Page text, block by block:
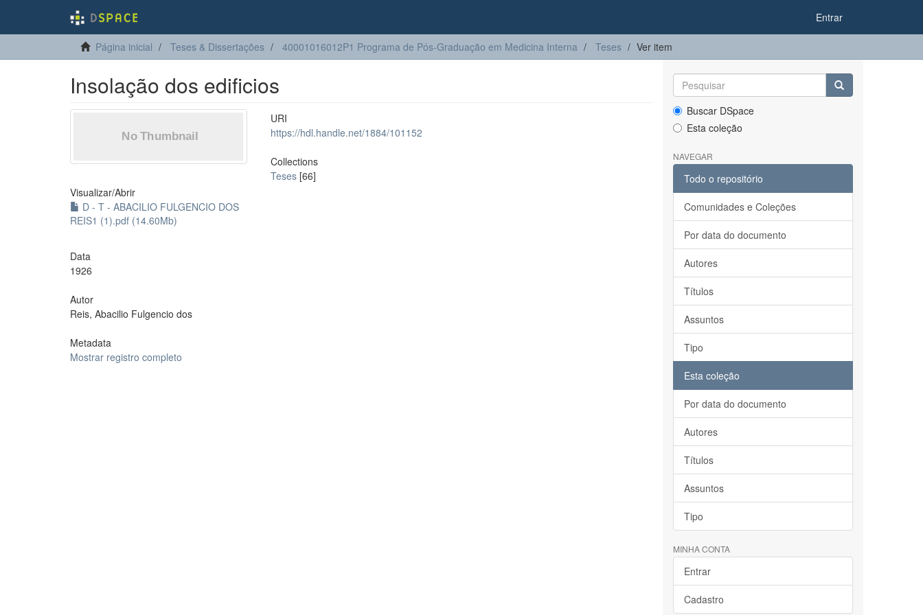
Entrar
Página inicial Teses & Dissertações 40001016012P1 Programa de Pós-Graduação em Medicina Interna Teses Ver item
Insolação dos edificios
Visualizar/Abrir
D - T - ABACILIO FULGENCIO DOS
REIS1 (1).pdf (14.60Mb)
Data
1926
Autor
Reis, Abacilio Fulgencio dos
Metadata
Mostrar registro completo
URI
https://hdl.handle.net/1884/101152
Collections
Teses [66]
Buscar DSpace
Esta coleção
NAVEGAR
Todo o repositório
Comunidades e Coleções
Por data do documento
Autores
Títulos
Assuntos
Tipo
Esta coleção
Por data do documento
Autores
Títulos
Assuntos
Tipo
MINHA CONTA
Entrar
Cadastro